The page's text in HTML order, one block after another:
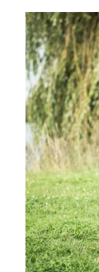
und welche